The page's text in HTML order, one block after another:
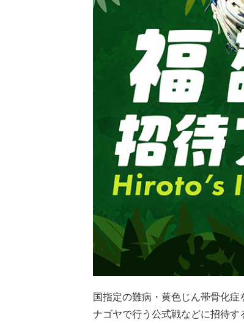
国指定の難病・黄色じん帯骨化
ナゴヤで行う公式戦などに招待